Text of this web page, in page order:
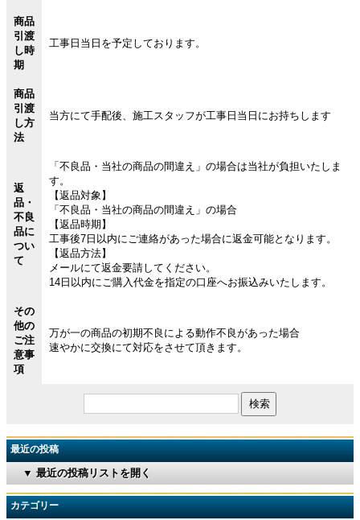
商品
引渡
し時
期
工事日当日を予定しております。
商品
引渡
し方
法
当方にて手配後、施工スタッフが工事日当日にお持ちします
返
品・
不良
品に
つい
て
「不良品・当社の商品の間違え」の場合は当社が負担いたしま
す。
【返品対象】
「不良品・当社の商品の間違え」の場合
【返品時期】
工事後7日以内にご連絡があった場合に返金可能となります。
【返品方法】
メールにて返金要請してください。
14日以内にご購入代金を指定の口座へお振込みいたします。
その
他の
ご注
意事
項
万が一の商品の初期不良による動作不良があった場合
速やかに交換にて対応をさせて頂きます。
最近の投稿
▼ 最近の投稿リストを開く
カテゴリー